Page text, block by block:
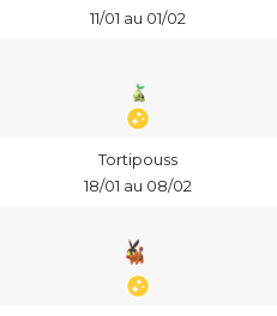
11/01 au 01/02
Tortipouss
18/01 au 08/02